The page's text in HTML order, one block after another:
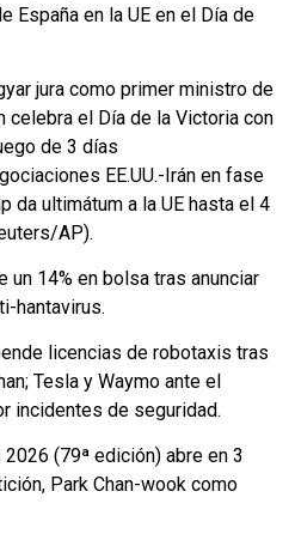
España en la UE en el Día de
jura como primer ministro de
celebra el Día de la Victoria con
de 3 días
EE.UU.-Irán en fase
da ultimátum a la UE hasta el 4
AP).
un 14% en bolsa tras anunciar
hantavirus.
licencias de robotaxis tras
Tesla y Waymo ante el
incidentes de seguridad.
(79ª edición) abre en 3
Park Chan-wook como